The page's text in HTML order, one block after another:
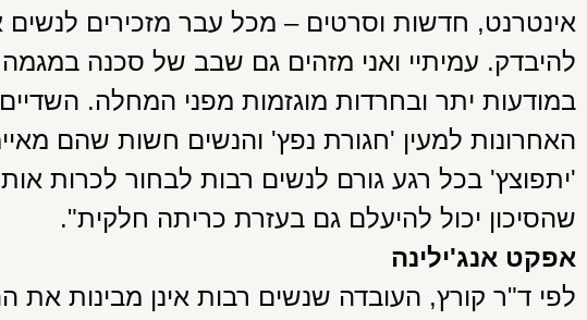
אינטרנט, חדשות וסרטים – מכל עבר מזכירים
להיבדק. עמיתיי ואני מזהים גם שבב של סכנה במגמה
במודעות יתר ובחרדות מוגזמות מפני המחלה.
האחרונות למעין 'חגורת נפץ' והנשים חשות שהם
'יתפוצץ' בכל רגע גורם לנשים רבות לבחור לכרות
שהסיכון יכול להיעלם גם בעזרת כריתה חלקית".
אפקט אנג'ילינה
לפי ד"ר קורץ, העובדה שנשים רבות אינן מבינות